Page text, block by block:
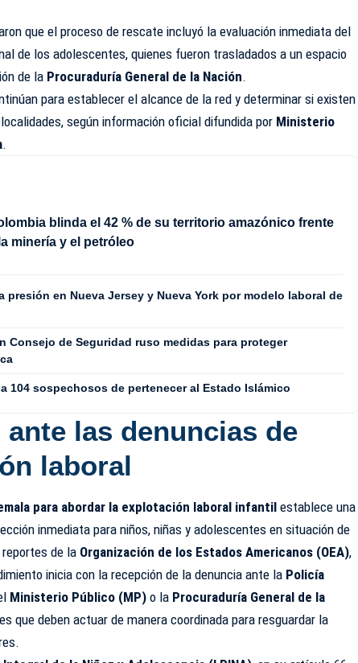
que el proceso de rescate incluyó la evaluación inmediata del
de los adolescentes, quienes fueron trasladados a un espacio
de la Procuraduría General de la Nación.
para establecer el alcance de la red y determinar si existen
según información oficial difundida por Ministerio
.
blinda el 42 % de su territorio amazónico frente
minería y el petróleo
presión en Nueva Jersey y Nueva York por modelo laboral de
Consejo de Seguridad ruso medidas para proteger
104 sospechosos de pertenecer al Estado Islámico
las denuncias de
laboral
para abordar la explotación laboral infantilestablece una
inmediata para niños, niñas y adolescentes en situación de
de la Organización de los Estados Americanos (OEA),
inicia con la recepción de la denuncia ante la Policía
Ministerio Público (MP) o la Procuraduría General de la
que deben actuar de manera coordinada para resguardar la